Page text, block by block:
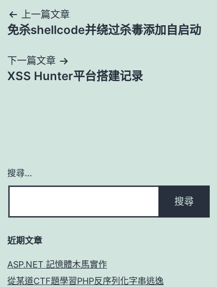
文
章
導
覽
上一篇文章
免杀shellcode并绕过杀毒添加自启动
下一篇文章
XSS Hunter平台搭建记录
搜尋...
近期文章
ASP.NET 記憶體木馬實作
從某道CTF題學習PHP反序列化字串逃逸